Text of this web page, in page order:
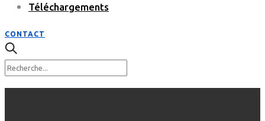
Téléchargements
CONTACT